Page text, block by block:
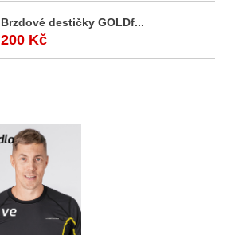
Brzdové destičky GOLDf...
200 Kč